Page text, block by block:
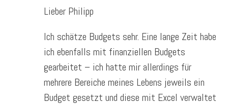
Lieber Philipp
Ich schätze Budgets sehr. Eine lange Zeit habe
ich ebenfalls mit finanziellen Budgets
gearbeitet – ich hatte mir allerdings für
mehrere Bereiche meines Lebens jeweils ein
Budget gesetzt und diese mit Excel verwaltet